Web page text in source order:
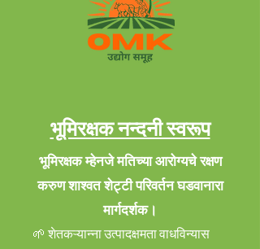
भूमिरक्षक नन्दनी स्वरूप
भूमिरक्षक म्हेनजे मतिच्या आरोग्यचे रक्षण
करुण शाश्वत शेट्टी परिवर्तन घडवानारा
मार्गदर्शक।
🌱 शेतकऱ्यान्ना उत्पादक्षमता वाधविन्यास